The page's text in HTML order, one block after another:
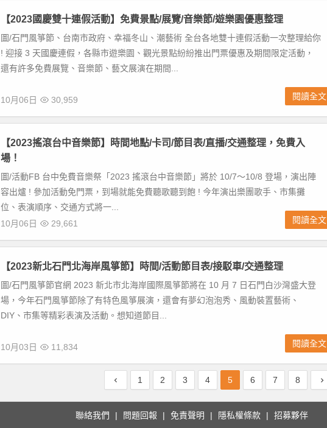
【2023國慶雙十連假活動】免費景點/展覽/音樂節/遊樂園優惠整理
圖/石門風箏節、台南市政府、幸福冬山、潮藝術 全台各地雙十連假活動一次整理給你
! 迎接 3 天國慶連假，各縣市遊樂園、觀光景點紛紛推出門票優惠及期間限定活動，
還有許多免費展覽、音樂節、藝文展演在期間...
10月06日 30,959 閱讀全文
【2023搖滾台中音樂節】時間地點/卡司/節目表/直播/交通整理，免費入
場！
圖/活動FB 台中免費音樂祭「2023 搖滾台中音樂節」將於 10/7～10/8 登場，演出陣
容出爐 ! 參加活動免門票，到場就能免費聽歌聽到飽 ! 今年演出樂團歌手、市集攤
位、表演順序、交通方式將一...
10月06日
29,661 閱讀全文
【2023新北石門北海岸風箏節】時間/活動節目表/接駁車/交通整理
圖/石門風箏節官網 2023 新北市北海岸國際風箏節將在 10 月 7 日石門白沙灣盛大登
場，今年石門風箏節除了有特色風箏展演，還會有夢幻泡泡秀、風動裝置藝術、
DIY、市集等精彩表演及活動。想知道節目...
10月03日 11,834 閱讀全文
1 2 3 4 5 6 7 8
聯絡我們 問題回報 免責聲明 隱私權條款 招募夥伴